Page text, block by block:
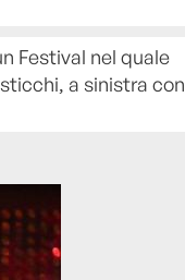
Festival nel quale
a sinistra con